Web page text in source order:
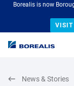
Borealis is now
VISIT
News & Stories